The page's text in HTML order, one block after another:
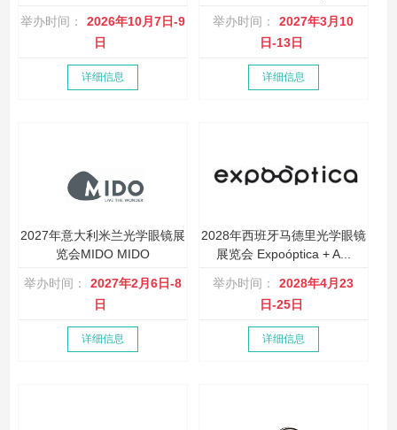
举办时间：
2026年10月7日-9
日
详细信息
举办时间：
2027年3月10
日-13日
详细信息
2027年意大利米兰光学眼镜展
览会MIDO MIDO
举办时间：
2027年2月6日-8
日
详细信息
2028年西班牙马德里光学眼镜
展览会 Expoóptica + A...
举办时间：
2028年4月23
日-25日
详细信息